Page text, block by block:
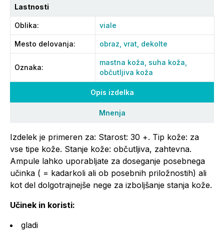
Opis izdelka
Mnenja
Izdelek je primeren za: Starost: 30 +. Tip kože: za
vse tipe kože. Stanje kože: občutljiva, zahtevna.
Ampule lahko uporabljate za doseganje posebnega
učinka ( = kadarkoli ali ob posebnih priložnostih) ali
kot del dolgotrajnejše nege za izboljšanje stanja kože.
Učinek in koristi:
gladi
Lastnosti
Oblika: viale
Mesto delovanja: obraz, vrat, dekolte
Oznaka:
mastna koža, suha koža,
občutljiva koža